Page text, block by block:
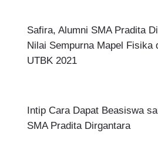
Safira, Alumni SMA Pradita
Nilai Sempurna Mapel Fisika
UTBK 2021
Intip Cara Dapat Beasiswa
SMA Pradita Dirgantara